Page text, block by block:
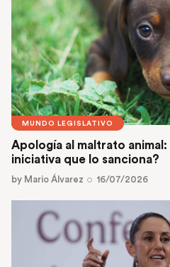
MUNDO LEGISLATIVO
Apología al maltrato
iniciativa que lo sanciona?
by Mario Álvarez 16/07/2026